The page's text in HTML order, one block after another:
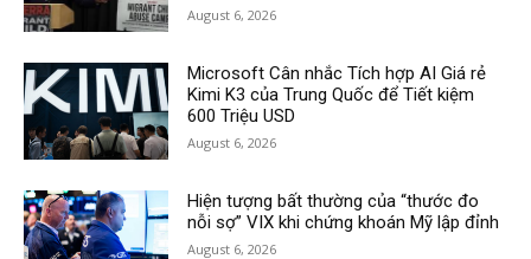
August 6, 2026
Microsoft Cân nhắc Tích hợp AI Giá rẻ
Kimi K3 của Trung Quốc để Tiết kiệm
600 Triệu USD
August 6, 2026
Hiện tượng bất thường của “thước đo
nỗi sợ” VIX khi chứng khoán Mỹ lập đỉnh
August 6, 2026